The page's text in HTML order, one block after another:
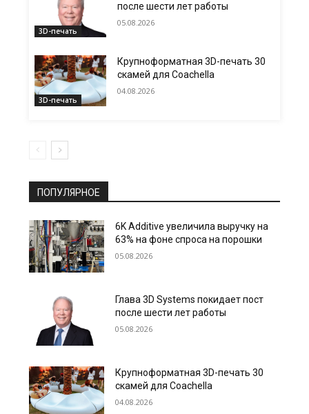
3D-печать
после шести лет работы
05.08.2026
3D-печать
Крупноформатная 3D-печать 30
скамей для Coachella
04.08.2026
ПОПУЛЯРНОЕ
6K Additive увеличила выручку на
63% на фоне спроса на порошки
05.08.2026
Глава 3D Systems покидает пост
после шести лет работы
05.08.2026
Крупноформатная 3D-печать 30
скамей для Coachella
04.08.2026